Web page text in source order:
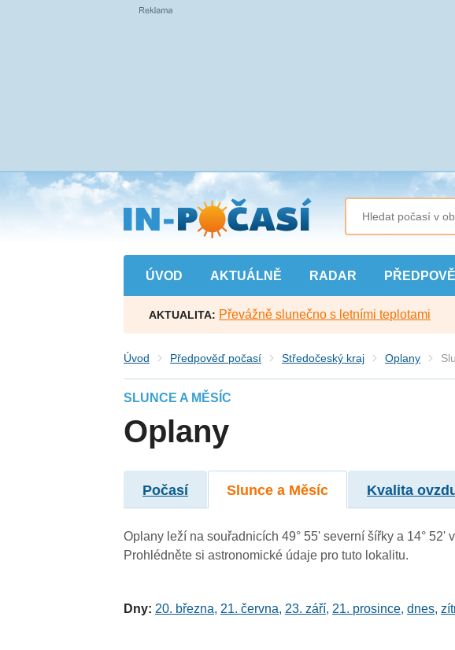
Přejít
na
hlavní
obsah
ÚVOD AKTUÁLNĚ RADAR
AKTUALITA: Převážně slunečno s letními teplotami
Úvod Předpověď počasí Středočeský kraj Oplany
SLUNCE A MĚSÍC
Oplany
Počasí Slunce a Měsíc Kvalita
Oplany leží na souřadnicích 49° 55' severní šířky a 14° 52'
Prohlédněte si astronomické údaje pro tuto lokalitu.
Dny: 20. března, 21. června, 23. září, 21. prosince,dnes,